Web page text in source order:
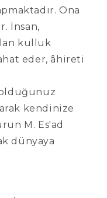
Ona
İnsan,
kulluk
eder, âhireti
olduğunuz
kendinize
M. Es'ad
dünyaya